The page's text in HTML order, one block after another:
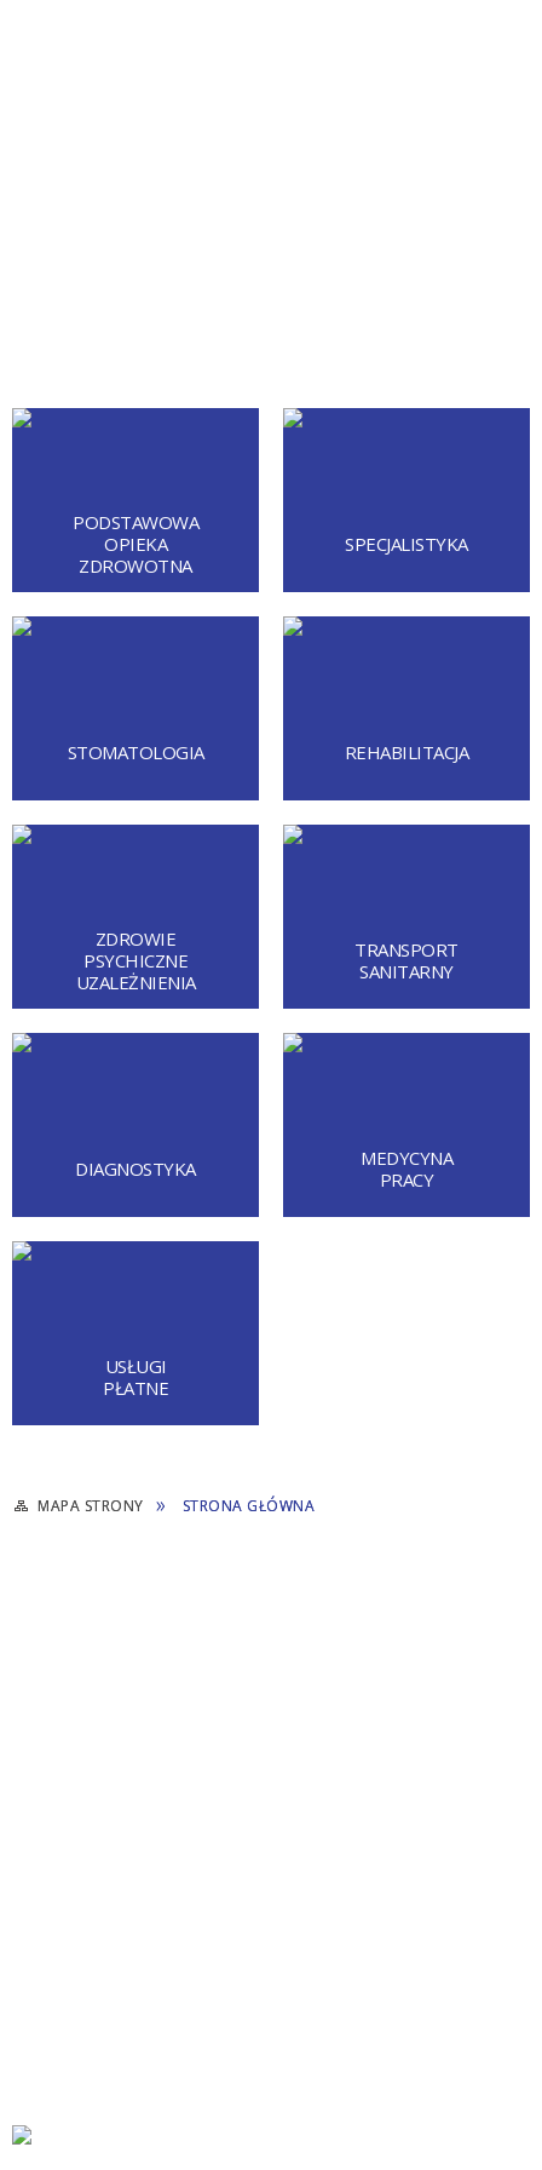
PODSTAWOWA
OPIEKA
ZDROWOTNA
SPECJALISTYKA
STOMATOLOGIA REHABILITACJA
ZDROWIE
PSYCHICZNE
UZALEŻNIENIA
TRANSPORT
SANITARNY
DIAGNOSTYKA
MEDYCYNA
PRACY
USŁUGI
PŁATNE
MAPA STRONY STRONA GŁÓWNA